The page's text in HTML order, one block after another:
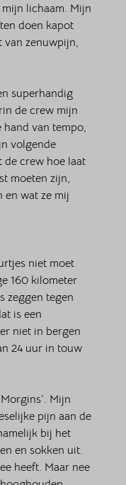
lichaam. Mijn
doen kapot
van zenuwpijn,
superhandig
de crew mijn
van tempo,
volgende
de crew hoe laat
moeten zijn,
en wat ze mij
niet moet
160 kilometer
zeggen tegen
is een
niet in bergen
24 uur in touw
Mijn
pijn aan de
bij het
en sokken uit.
heeft. Maar nee